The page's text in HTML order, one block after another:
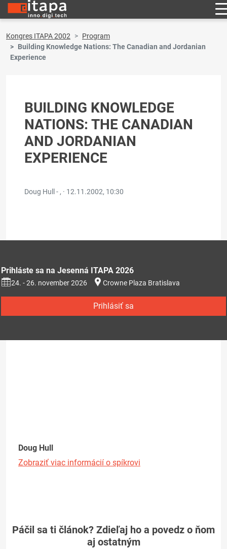
Kongres ITAPA 2002
Program
Building Knowledge Nations: The Canadian and Jordanian
Experience
BUILDING KNOWLEDGE
NATIONS: THE CANADIAN
AND JORDANIAN
EXPERIENCE
Doug Hull - , · 12.11.2002, 10:30
Prihláste sa na Jesenná ITAPA 2026
24. - 26. november 2026 Crowne Plaza Bratislava
Prihlásiť sa
Doug Hull
Zobraziť viac informácií o spíkrovi
Páčil sa ti článok? Zdieľaj ho a povedz o ňom
aj ostatným